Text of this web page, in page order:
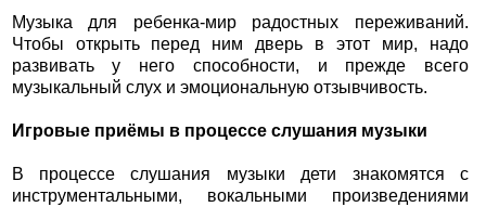
Музыка для ребенка-мир радостных переживаний.
Чтобы открыть перед ним дверь в этот мир, надо
развивать у него способности, и прежде всего
музыкальный слух и эмоциональную отзывчивость.
Игровые приёмы в процессе слушания музыки
В процессе слушания музыки дети знакомятся с
инструментальными, вокальными произведениями